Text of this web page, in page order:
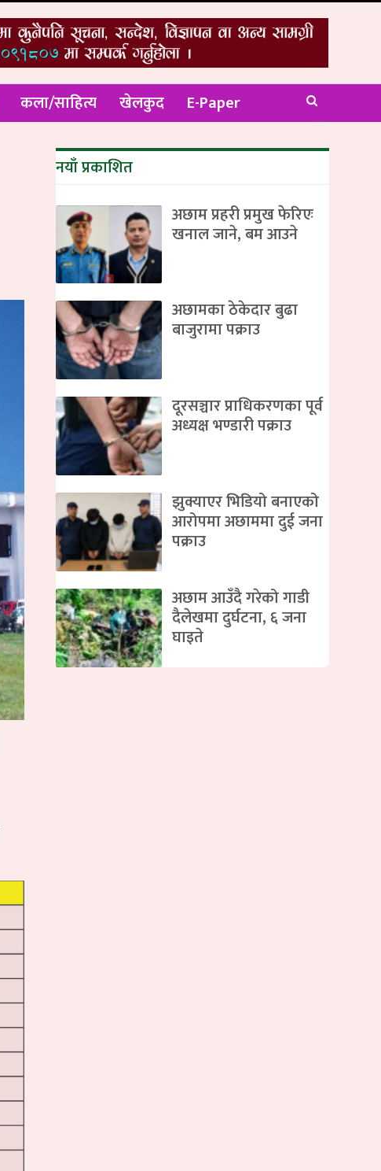
कला/साहित्य खेलकुद E-Paper
नयाँ प्रकाशित
अछाम प्रहरी प्रमुख फेरिएः
खनाल जाने, बम आउने
अछामका ठेकेदार बुढा
बाजुरामा पक्राउ
दूरसञ्चार प्राधिकरणका पूर्व
अध्यक्ष भण्डारी पक्राउ
झुक्याएर भिडियो बनाएको
आरोपमा अछाममा दुई जना
पक्राउ
अछाम आउँदै गरेको गाडी
दैलेखमा दुर्घटना, ६ जना
घाइते